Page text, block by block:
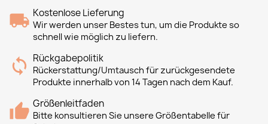
Kostenlose Lieferung
Wir werden unser Bestes tun, um die Produkte so
schnell wie möglich zu liefern.
Rückgabepolitik
Rückerstattung/Umtausch für zurückgesendete
Produkte innerhalb von 14 Tagen nach dem Kauf.
Größenleitfaden
Bitte konsultieren Sie unsere Größentabelle für